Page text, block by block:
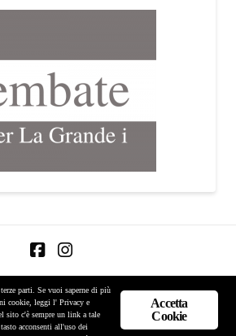
-Informativa Privacy pagine social
Via Aurelio Saffi 29, 20123 Milano |
P.I. 00939200960
Accetta
Cookie
parti. Se vuoi saperne di più
cookie, leggi l' Privacy e
sito c'è sempre un link a tale
acconsenti all'uso dei